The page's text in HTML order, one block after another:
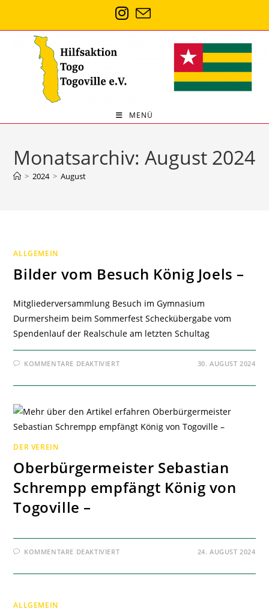
springen
MENÜ
Monatsarchiv: August 2024
> 2024 > August
ALLGEMEIN
Bilder vom Besuch König Joels –
Mitgliederversammlung Besuch im Gymnasium
Durmersheim beim Sommerfest Scheckübergabe vom
Spendenlauf der Realschule am letzten Schultag
KOMMENTARE DEAKTIVIERTFÜR
BESUCH
–
30. AUGUST 2024
DER VEREIN
Oberbürgermeister Sebastian
Schrempp empfängt König von
Togoville –
KOMMENTARE DEAKTIVIERTFÜR
SCHREMPP
24. AUGUST 2024
ALLGEMEIN